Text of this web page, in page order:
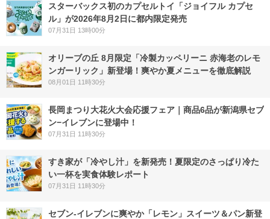
スターバックス初のカプセルトイ「ジョイフル カプセ
ル」が2026年8月2日に都内限定発売
07月31日 13時00分
オリーブの丘 8月限定「冷製カッペリーニ 赤海老のレモ
ンガーリック」新登場！爽やか夏メニューを徹底解説
08月01日 11時30分
長岡まつり大花火大会応援フェア｜商品6品が新潟県セブ
ン−イレブンに登場中！
07月31日 11時30分
すき家が「冷やし汁」を新発売！夏限定のさっぱり冷た
い一杯を実食体験レポート
07月31日 11時30分
セブン‐イレブンに爽やか「レモン」スイーツ＆パン新登